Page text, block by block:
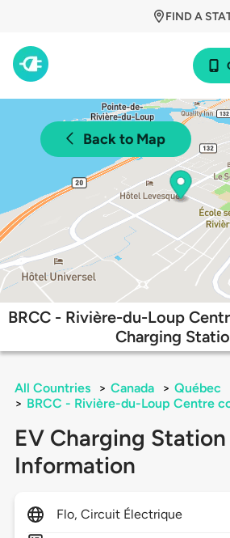
FIND A
Back to Map
BRCC - Rivière-du-Loup
Charging
All Countries > Canada > Québec
> BRCC - Rivière-du-Loup Centre
EV Charging Station
Information
Flo, Circuit Électrique